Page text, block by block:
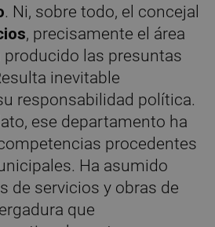
. Ni, sobre todo, el concejal
, precisamente el área
producido las presuntas
inevitable
responsabilidad política.
ese departamento ha
procedentes
Ha asumido
de servicios y obras de
que